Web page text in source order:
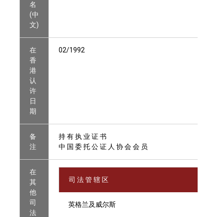
名
(中
文)
在
香
港
认
许
日
期
02/1992
备
注
持 有 执 业 证 书
中 国 委 托 公 证 人 协 会 会 员
在
其
他
司
法
司 法 管 辖 区
英格兰及威尔斯